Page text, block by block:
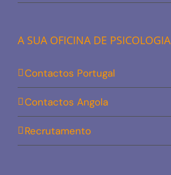
A SUA OFICINA DE PSICOLOGIA
Contactos Portugal
Contactos Angola
Recrutamento